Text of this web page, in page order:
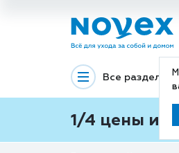
Все разделы
1/4 цены и